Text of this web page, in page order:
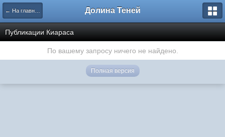
← На главную Долина Теней
Публикации Киараса
По вашему запросу ничего не найдено.
Полная версия